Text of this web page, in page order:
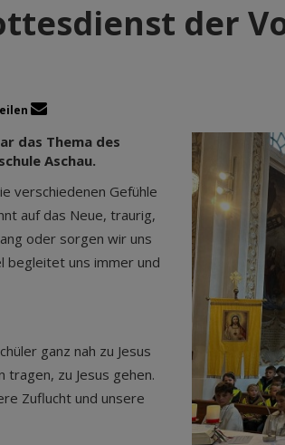
der
das Thema des
Aschau.
verschiedenen Gefühle
auf das Neue, traurig,
oder sorgen wir uns
begleitet uns immer und
ganz nah zu Jesus
zu Jesus gehen.
Zuflucht und unsere